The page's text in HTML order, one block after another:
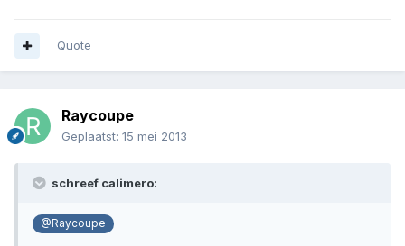
Quote
Raycoupe
Geplaatst: 15 mei 2013
schreef calimero:
@Raycoupe